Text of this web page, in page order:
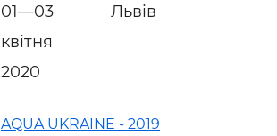
01—03
квітня
2020
Львів
AQUA UKRAINE - 2019